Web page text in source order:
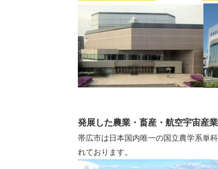
発展した農業・畜産・航空宇宙産業
帯広市は日本国内唯一の国立農学系単
れております。